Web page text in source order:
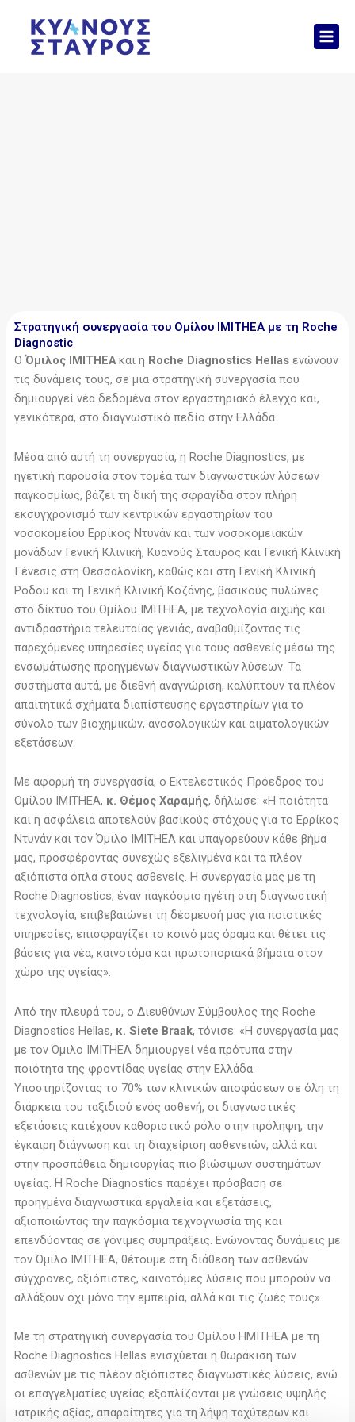
περιεχόμενο
Στρατηγική συνεργασία του Ομίλου IMITHEA με τη Roche
Diagnostic
ΟΌμιλος IMITHEAκαι η Roche Diagnostics Hellasενώνουν
τις δυνάμεις τους, σε μια στρατηγική συνεργασία που
δημιουργεί νέα δεδομένα στον εργαστηριακό έλεγχο και,
γενικότερα, στο διαγνωστικό πεδίο στην Ελλάδα.
Μέσα από αυτή τη συνεργασία, η Roche Diagnostics, με
ηγετική παρουσία στον τομέα των διαγνωστικών λύσεων
παγκοσμίως, βάζει τη δική της σφραγίδα στον πλήρη
εκσυγχρονισμό των κεντρικών εργαστηρίων του
νοσοκομείου Ερρίκος Ντυνάν και των νοσοκομειακών
μονάδων Γενική Κλινική, Κυανούς Σταυρός και Γενική Κλινική
Γένεσις στη Θεσσαλονίκη, καθώς και στη Γενική Κλινική
Ρόδου και τη Γενική Κλινική Κοζάνης, βασικούς πυλώνες
στο δίκτυο του Ομίλου IMITHEA, με τεχνολογία αιχμής και
αντιδραστήρια τελευταίας γενιάς, αναβαθμίζοντας τις
παρεχόμενες υπηρεσίες υγείας για τους ασθενείς μέσω της
ενσωμάτωσης προηγμένων διαγνωστικών λύσεων. Τα
συστήματα αυτά, με διεθνή αναγνώριση, καλύπτουν τα πλέον
απαιτητικά σχήματα διαπίστευσης εργαστηρίων για το
σύνολο των βιοχημικών, ανοσολογικών και αιματολογικών
εξετάσεων.
Με αφορμή τη συνεργασία, ο Εκτελεστικός Πρόεδρος του
Ομίλου IMITHEA, κ. Θέμος Χαραμής, δήλωσε: «Η ποιότητα
και η ασφάλεια αποτελούν βασικούς στόχους για το Ερρίκος
Ντυνάν και τον Όμιλο IMITHEA και υπαγορεύουν κάθε βήμα
μας, προσφέροντας συνεχώς εξελιγμένα και τα πλέον
αξιόπιστα όπλα στους ασθενείς. Η συνεργασία μας με τη
Roche Diagnostics, έναν παγκόσμιο ηγέτη στη διαγνωστική
τεχνολογία, επιβεβαιώνει τη δέσμευσή μας για ποιοτικές
υπηρεσίες, επισφραγίζει το κοινό μας όραμα και θέτει τις
βάσεις για νέα, καινοτόμα και πρωτοποριακά βήματα στον
χώρο της υγείας».
Από την πλευρά του, ο Διευθύνων Σύμβουλος της Roche
Diagnostics Hellas, κ. Siete Braak, τόνισε: «Η συνεργασία μας
με τον Όμιλο IMITHEA δημιουργεί νέα πρότυπα στην
ποιότητα της φροντίδας υγείας στην Ελλάδα.
Υποστηρίζοντας το 70% των κλινικών αποφάσεων σε όλη τη
διάρκεια του ταξιδιού ενός ασθενή, οι διαγνωστικές
εξετάσεις κατέχουν καθοριστικό ρόλο στην πρόληψη, την
έγκαιρη διάγνωση και τη διαχείριση ασθενειών, αλλά και
στην προσπάθεια δημιουργίας πιο βιώσιμων συστημάτων
υγείας. H Roche Diagnostics παρέχει πρόσβαση σε
προηγμένα διαγνωστικά εργαλεία και εξετάσεις,
αξιοποιώντας την παγκόσμια τεχνογνωσία της και
επενδύοντας σε γόνιμες συμπράξεις. Ενώνοντας δυνάμεις με
τον Όμιλο ΙΜΙΤΗΕΑ, θέτουμε στη διάθεση των ασθενών
σύγχρονες, αξιόπιστες, καινοτόμες λύσεις που μπορούν να
αλλάξουν όχι μόνο την εμπειρία, αλλά και τις ζωές τους».
Με τη στρατηγική συνεργασία του Ομίλου HMITHEA με τη
Roche Diagnostics Hellas ενισχύεται η θωράκιση των
ασθενών με τις πλέον αξιόπιστες διαγνωστικές λύσεις, ενώ
οι επαγγελματίες υγείας εξοπλίζονται με γνώσεις υψηλής
ιατρικής αξίας, απαραίτητες για τη λήψη ταχύτερων και